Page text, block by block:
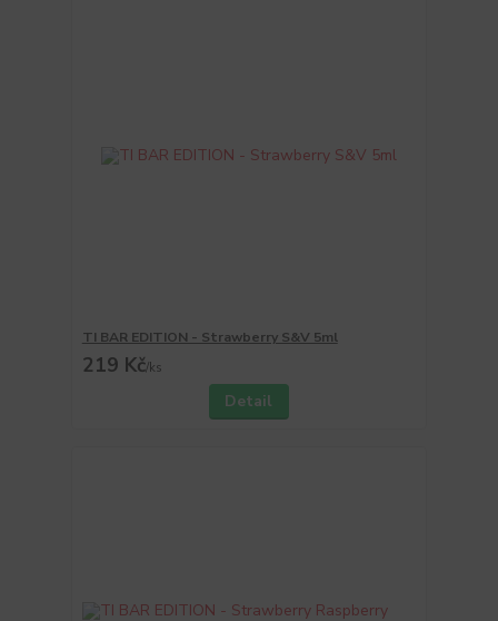
TI BAR EDITION - Strawberry S&V 5ml
219 Kč/ks
Detail